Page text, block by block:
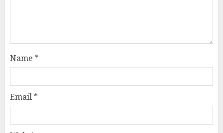
Name *
Email *